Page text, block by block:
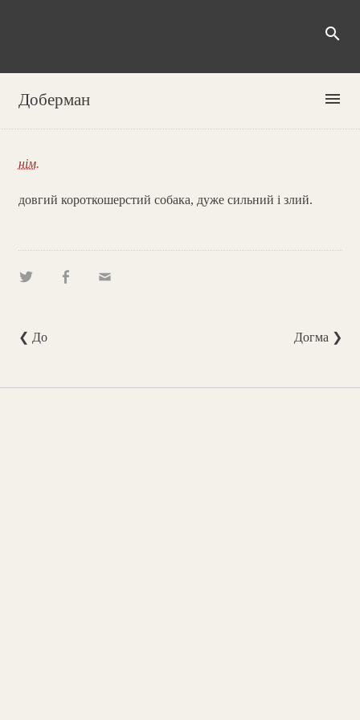
search
Доберман menu
нім.
довгий короткошерстий собака, дуже сильний і злий.
❮ До Догма ❯